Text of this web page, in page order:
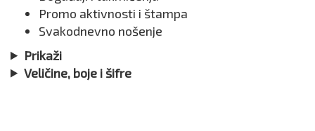
Promo aktivnosti i štampa
Svakodnevno nošenje
Prikaži
Veličine, boje i šifre